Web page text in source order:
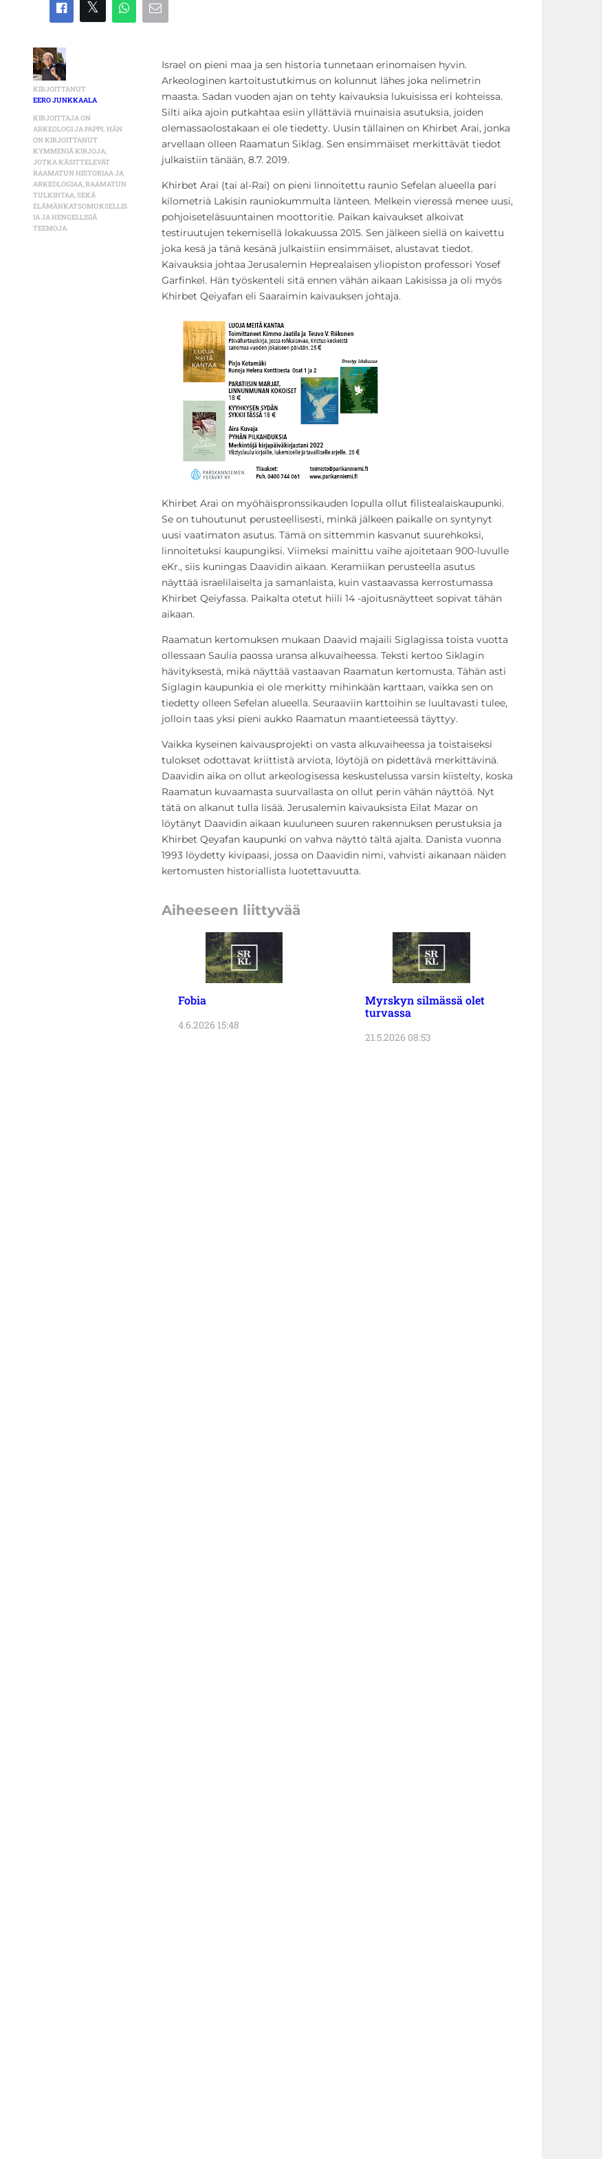
KIRJOITTANUT
EERO JUNKKAALA
KIRJOITTAJA ON
ARKEOLOGI JA PAPPI. HÄN
ON KIRJOITTANUT
KYMMENIÄ KIRJOJA,
JOTKA KÄSITTELEVÄT
RAAMATUN HISTORIAA JA
ARKEOLOGIAA, RAAMATUN
TULKINTAA, SEKÄ
ELÄMÄNKATSOMUKSELLIS
IA JA HENGELLISIÄ
TEEMOJA.
Israel on pieni maa ja sen historia tunnetaan erinomaisen hyvin.
Arkeologinen kartoitustutkimus on kolunnut lähes joka nelimetrin
maasta. Sadan vuoden ajan on tehty kaivauksia lukuisissa eri kohteissa.
Silti aika ajoin putkahtaa esiin yllättäviä muinaisia asutuksia, joiden
olemassaolostakaan ei ole tiedetty. Uusin tällainen on Khirbet Arai, jonka
arvellaan olleen Raamatun Siklag. Sen ensimmäiset merkittävät tiedot
julkaistiin tänään, 8.7. 2019.
Khirbet Arai (tai al-Rai) on pieni linnoitettu raunio Sefelan alueella pari
kilometriä Lakisin rauniokummulta länteen. Melkein vieressä menee uusi,
pohjoiseteläsuuntainen moottoritie. Paikan kaivaukset alkoivat
testiruutujen tekemisellä lokakuussa 2015. Sen jälkeen siellä on kaivettu
joka kesä ja tänä kesänä julkaistiin ensimmäiset, alustavat tiedot.
Kaivauksia johtaa Jerusalemin Heprealaisen yliopiston professori Yosef
Garfinkel. Hän työskenteli sitä ennen vähän aikaan Lakisissa ja oli myös
Khirbet Qeiyafan eli Saaraimin kaivauksen johtaja.
Khirbet Arai on myöhäispronssikauden lopulla ollut filistealaiskaupunki.
Se on tuhoutunut perusteellisesti, minkä jälkeen paikalle on syntynyt
uusi vaatimaton asutus. Tämä on sittemmin kasvanut suurehkoksi,
linnoitetuksi kaupungiksi. Viimeksi mainittu vaihe ajoitetaan 900-luvulle
eKr., siis kuningas Daavidin aikaan. Keramiikan perusteella asutus
näyttää israelilaiselta ja samanlaista, kuin vastaavassa kerrostumassa
Khirbet Qeiyfassa. Paikalta otetut hiili 14 -ajoitusnäytteet sopivat tähän
aikaan.
Raamatun kertomuksen mukaan Daavid majaili Siglagissa toista vuotta
ollessaan Saulia paossa uransa alkuvaiheessa. Teksti kertoo Siklagin
hävityksestä, mikä näyttää vastaavan Raamatun kertomusta. Tähän asti
Siglagin kaupunkia ei ole merkitty mihinkään karttaan, vaikka sen on
tiedetty olleen Sefelan alueella. Seuraaviin karttoihin se luultavasti tulee,
jolloin taas yksi pieni aukko Raamatun maantieteessä täyttyy.
Vaikka kyseinen kaivausprojekti on vasta alkuvaiheessa ja toistaiseksi
tulokset odottavat kriittistä arviota, löytöjä on pidettävä merkittävinä.
Daavidin aika on ollut arkeologisessa keskustelussa varsin kiistelty, koska
Raamatun kuvaamasta suurvallasta on ollut perin vähän näyttöä. Nyt
tätä on alkanut tulla lisää. Jerusalemin kaivauksista Eilat Mazar on
löytänyt Daavidin aikaan kuuluneen suuren rakennuksen perustuksia ja
Khirbet Qeyafan kaupunki on vahva näyttö tältä ajalta. Danista vuonna
1993 löydetty kivipaasi, jossa on Daavidin nimi, vahvisti aikanaan näiden
kertomusten historiallista luotettavuutta.
Aiheeseen liittyvää
Fobia
4.6.2026 15:48
Myrskyn silmässä olet
turvassa
21.5.2026 08:53